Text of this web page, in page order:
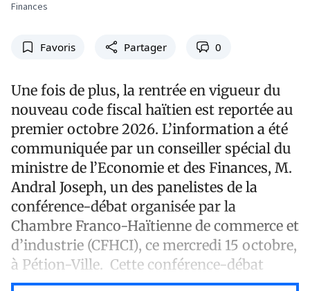
Finances
Favoris Partager 0
Une fois de plus, la rentrée en vigueur du
nouveau code fiscal haïtien est reportée au
premier octobre 2026. L’information a été
communiquée par un conseiller spécial du
ministre de l’Economie et des Finances, M.
Andral Joseph, un des panelistes de la
conférence-débat organisée par la
Chambre Franco-Haïtienne de commerce et
d’industrie (CFHCI), ce mercredi 15 octobre,
à Pétion-Ville. Cette conférence-débat